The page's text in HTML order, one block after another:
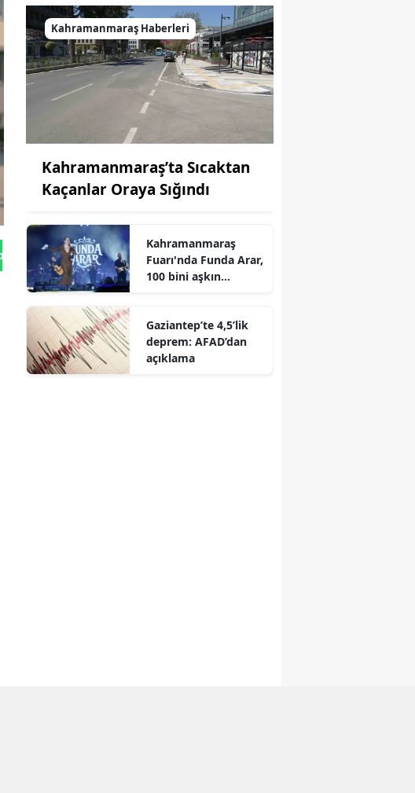
Gönder
Kahramanmaraş Haberleri
Kahramanmaraş’ta Sıcaktan
Kaçanlar Oraya Sığındı
Kahramanmaraş
Fuarı'nda Funda Arar,
100 bini aşkın
Gaziantep’te 4,5’lik
deprem: AFAD’dan
açıklama